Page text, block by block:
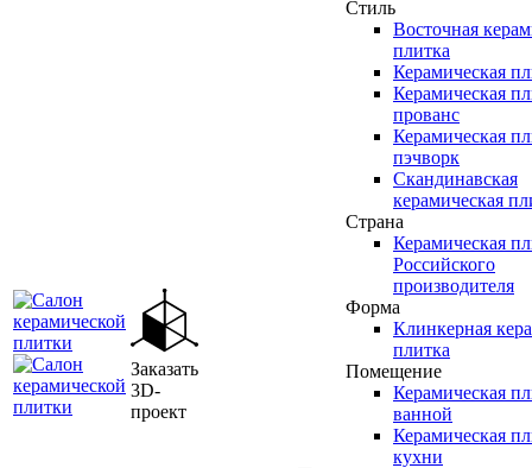
Заказать
3D-
проект
Стиль
Восточная
плитка
Керамическая
Керамическая
прованс
Керамическая
пэчворк
Скандинавская
керамическая
Страна
Керамическая
Российского
производителя
Форма
Клинкерная
плитка
Помещение
Керамическая
ванной
Керамическая
кухни